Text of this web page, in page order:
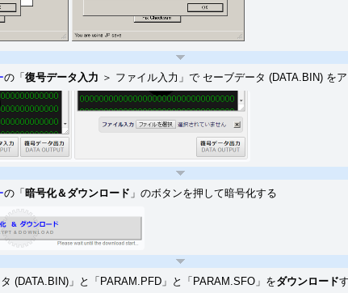
ソリッドＶ
」のセーブデータは二重暗号化されているの
可能です。
ディター掲示板(仮)を用意
更新一部タイトルのチェックサム自動修正設定に対応
に対応 「バイオハザード6」 「バイオハザード5」 「真・ガンダム無双
ディターを更新チェックサム修正設定を追加
カウントID書換システムを開発ユーザー変更可
ディターを開発 セーブデータ改造ウェブシステム
の「 復号データ入力 ＞ ファイル入力」で セーブデータ (DATA.BIN) を
の「 暗号化＆ダウンロード 」のボタンを押して暗号化する
タ (DATA.BIN)」と「PARAM.PFD」と「PARAM.SFO」をダウンロード